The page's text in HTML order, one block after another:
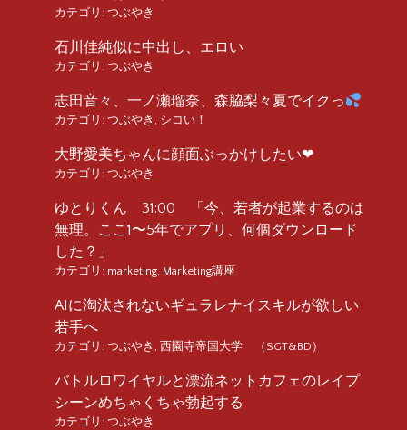
カテゴリ: つぶやき
石川佳純似に中出し、エロい
カテゴリ: つぶやき
志田音々、一ノ瀬瑠奈、森脇梨々夏でイクっ
カテゴリ: つぶやき , シコい！
大野愛美ちゃんに顔面ぶっかけしたい❤︎
カテゴリ: つぶやき
ゆとりくん 31:00 「今、若者が起業するのは
無理。ここ1〜5年でアプリ、何個ダウンロード
した？」
カテゴリ: marketing, Marketing講座
AIに淘汰されないギュラレナイスキルが欲しい
若手へ
カテゴリ: つぶやき , 西園寺帝国大学 （SGT&BD）
バトルロワイヤルと漂流ネットカフェのレイプ
シーンめちゃくちゃ勃起する
カテゴリ: つぶやき